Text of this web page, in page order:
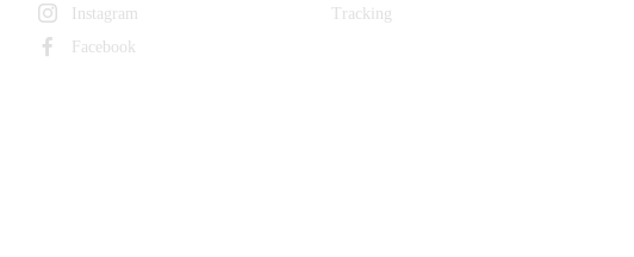
Instagram
Facebook
Tracking